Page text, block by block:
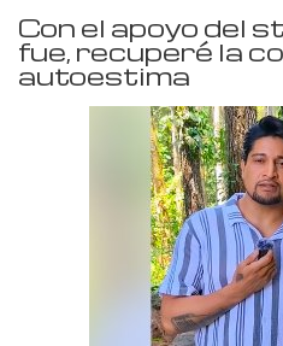
Con el apoyo del
fue, recuperé la
autoestima